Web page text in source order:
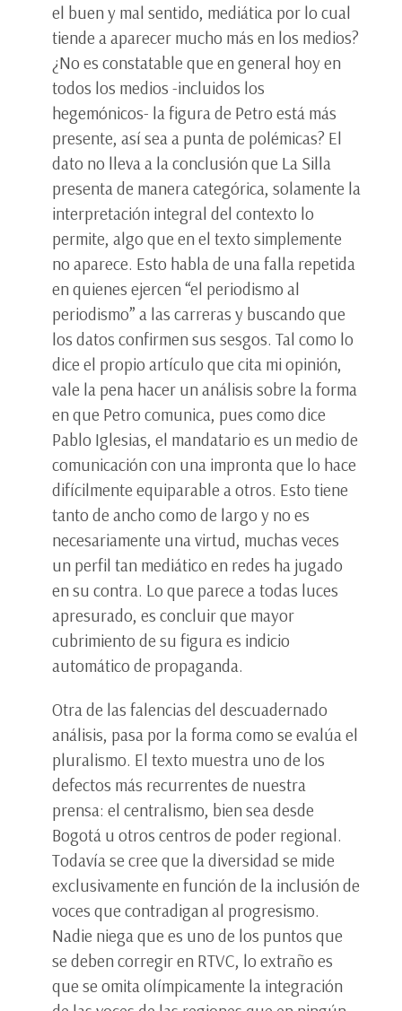
el buen y mal sentido, mediática por lo cual
tiende a aparecer mucho más en los medios?
¿No es constatable que en general hoy en
todos los medios -incluidos los
hegemónicos- la figura de Petro está más
presente, así sea a punta de polémicas? El
dato no lleva a la conclusión que La Silla
presenta de manera categórica, solamente la
interpretación integral del contexto lo
permite, algo que en el texto simplemente
no aparece. Esto habla de una falla repetida
en quienes ejercen “el periodismo al
periodismo” a las carreras y buscando que
los datos confirmen sus sesgos. Tal como lo
dice el propio artículo que cita mi opinión,
vale la pena hacer un análisis sobre la forma
en que Petro comunica, pues como dice
Pablo Iglesias, el mandatario es un medio de
comunicación con una impronta que lo hace
difícilmente equiparable a otros. Esto tiene
tanto de ancho como de largo y no es
necesariamente una virtud, muchas veces
un perfil tan mediático en redes ha jugado
en su contra. Lo que parece a todas luces
apresurado, es concluir que mayor
cubrimiento de su figura es indicio
automático de propaganda.
Otra de las falencias del descuadernado
análisis, pasa por la forma como se evalúa el
pluralismo. El texto muestra uno de los
defectos más recurrentes de nuestra
prensa: el centralismo, bien sea desde
Bogotá u otros centros de poder regional.
Todavía se cree que la diversidad se mide
exclusivamente en función de la inclusión de
voces que contradigan al progresismo.
Nadie niega que es uno de los puntos que
se deben corregir en RTVC, lo extraño es
que se omita olímpicamente la integración